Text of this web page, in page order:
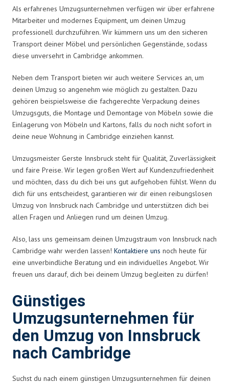
Als erfahrenes Umzugsunternehmen verfügen wir über erfahrene
Mitarbeiter und modernes Equipment, um deinen Umzug
professionell durchzuführen. Wir kümmern uns um den sicheren
Transport deiner Möbel und persönlichen Gegenstände, sodass
diese unversehrt in Cambridge ankommen.
Neben dem Transport bieten wir auch weitere Services an, um
deinen Umzug so angenehm wie möglich zu gestalten. Dazu
gehören beispielsweise die fachgerechte Verpackung deines
Umzugsguts, die Montage und Demontage von Möbeln sowie die
Einlagerung von Möbeln und Kartons, falls du noch nicht sofort in
deine neue Wohnung in Cambridge einziehen kannst.
Umzugsmeister Gerste Innsbruck steht für Qualität, Zuverlässigkeit
und faire Preise. Wir legen großen Wert auf Kundenzufriedenheit
und möchten, dass du dich bei uns gut aufgehoben fühlst. Wenn du
dich für uns entscheidest, garantieren wir dir einen reibungslosen
Umzug von Innsbruck nach Cambridge und unterstützen dich bei
allen Fragen und Anliegen rund um deinen Umzug.
Also, lass uns gemeinsam deinen Umzugstraum von Innsbruck nach
Cambridge wahr werden lassen! Kontaktiere uns noch heute für
eine unverbindliche Beratung und ein individuelles Angebot. Wir
freuen uns darauf, dich bei deinem Umzug begleiten zu dürfen!
Günstiges
Umzugsunternehmen für
den Umzug von Innsbruck
nach Cambridge
Suchst du nach einem günstigen Umzugsunternehmen für deinen